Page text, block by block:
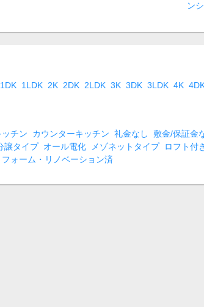
ン
1DK 1LDK 2K 2DK 2LDK 3K 3DK 3LDK 4K
チン カウンターキッチン 礼金なし 敷金/保証金
譲タイプ オール電化 メゾネットタイプ ロフト付
フォーム・リノベーション済